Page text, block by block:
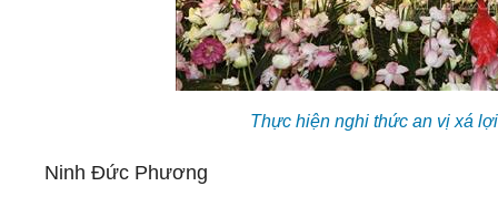
Thực hiện nghi thức an vị xá
Ninh Đức Phương